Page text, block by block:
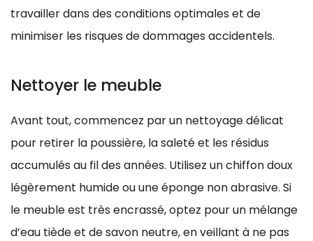
travailler dans des conditions optimales et de
minimiser les risques de dommages accidentels.
Nettoyer le meuble
Avant tout, commencez par un nettoyage délicat
pour retirer la poussière, la saleté et les résidus
accumulés au fil des années. Utilisez un chiffon doux
légèrement humide ou une éponge non abrasive. Si
le meuble est très encrassé, optez pour un mélange
d’eau tiède et de savon neutre, en veillant à ne pas